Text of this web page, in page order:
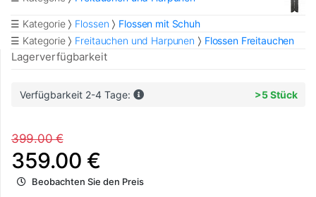
☰ Kategorie Flossen
Flossen mit Schuh
☰ Kategorie
Freitauchen und Harpunen Flossen Freitauchen
Lagerverfügbarkeit
Verfügbarkeit 2-4 Tage: >5 Stück
399.00 €
359.00 €
Beobachten Sie den Preis